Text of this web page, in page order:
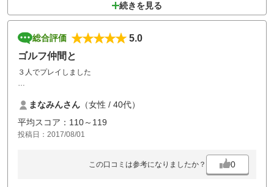
続きを見る
総合評価
5.0
ゴルフ仲間と
３人でプレイしました
途中お茶屋に給水機があり有難かったですが、お絞りも設置されてた
ら、なお良かったです。
東京からも1時間ちょっとで行けるので、また利用させていただきま
まなみんさん （女性 / 40代）
平均スコア：110～119
投稿日：2017/08/01
この口コミは参考になりましたか？ 0